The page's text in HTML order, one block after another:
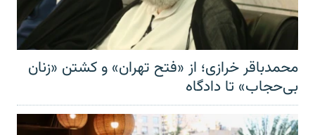
محمدباقر خرازی؛ از «فتح تهران» و کشتن «زنان
بی‌حجاب» تا دادگاه